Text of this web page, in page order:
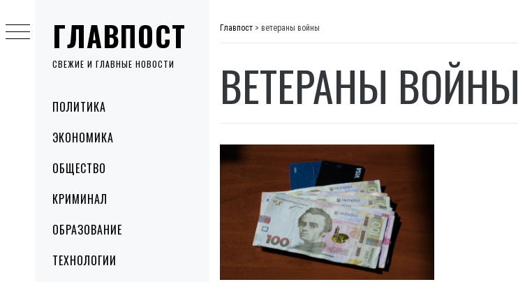
ГЛАВПОСТ
СВЕЖИЕ И ГЛАВНЫЕ НОВОСТИ
MenuПОЛИТИКА
ЭКОНОМИКА
ОБЩЕСТВО
КРИМИНАЛ
ОБРАЗОВАНИЕ
ТЕХНОЛОГИИ
to
content
Главпост > ветераны войны
ВЕТЕРАНЫ ВОЙНЫ